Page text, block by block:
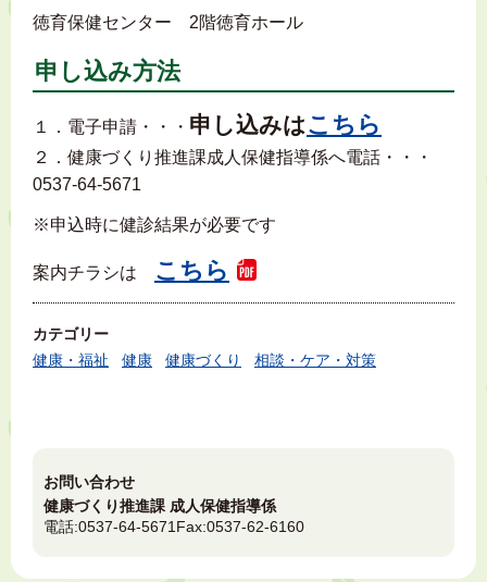
徳育保健センター 2階徳育ホール
申し込み方法
１．電子申請・・・ 申し込みはこちら
２．健康づくり推進課成人保健指導係へ電話・・・
0537-64-5671
※申込時に健診結果が必要です
案内チラシは こちら
カテゴリー
健康・福祉
健康 健康づくり 相談・ケア・対策
お問い合わせ
健康づくり推進課 成人保健指導係
電話:0537-64-5671Fax:0537-62-6160